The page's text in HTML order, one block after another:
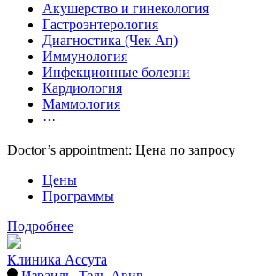
Акушерство и гинекология
Гастроэнтерология
Диагностика (Чек Ап)
Иммунология
Инфекционные болезни
Кардиология
Маммология
···
Doctor’s appointment: Цена по запросу
Цены
Программы
Подробнее
Клиника Ассута